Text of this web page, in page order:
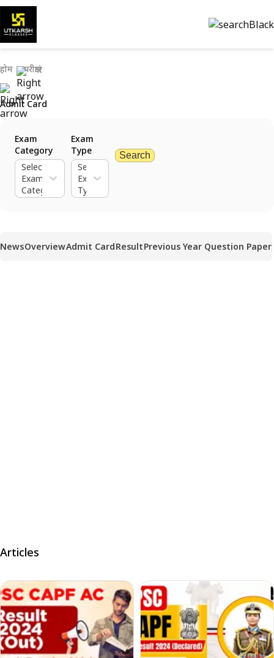
होम परीक्षाएं
Admit Card
Exam
Category
Select
Exam
Category
Exam
Type
Select
Exam
Type
Search
NewsOverviewAdmit CardResultPrevious Year Question Paper
Articles